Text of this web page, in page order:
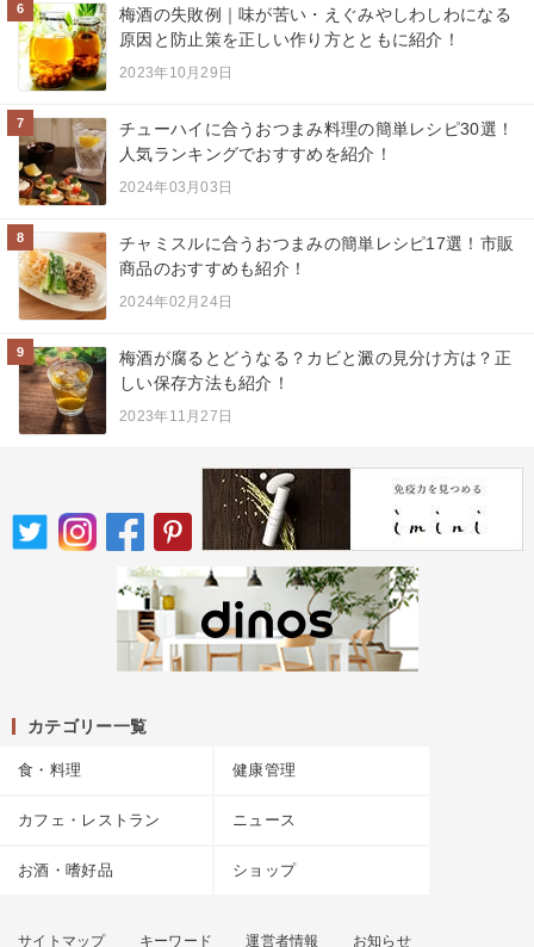
6
梅酒の失敗例｜味が苦い・えぐみやしわしわになる
原因と防止策を正しい作り方とともに紹介！
2023年10月29日
7
チューハイに合うおつまみ料理の簡単レシピ30選！
人気ランキングでおすすめを紹介！
2024年03月03日
8
チャミスルに合うおつまみの簡単レシピ17選！市販
商品のおすすめも紹介！
2024年02月24日
9
梅酒が腐るとどうなる？カビと澱の見分け方は？正
しい保存方法も紹介！
2023年11月27日
カテゴリー一覧
食・料理 健康管理
カフェ・レストラン ニュース
お酒・嗜好品 ショップ
サイトマップ キーワード 運営者情報 お知らせ